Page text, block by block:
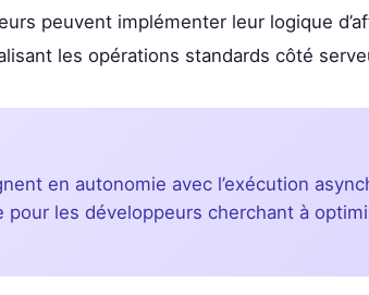
peuvent implémenter leur logique
les opérations standards côté
en autonomie avec l’exécution
pour les développeurs cherchant à